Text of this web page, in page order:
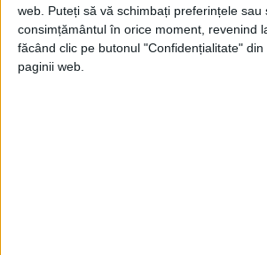
web. Puteți să vă schimbați preferințele sau
consimțământul în orice moment, revenind
făcând clic pe butonul "Confidențialitate"
paginii web.
Trebuie să colectăm dovezi
permită să stabilim, dincolo
îndoială rezonabilă,